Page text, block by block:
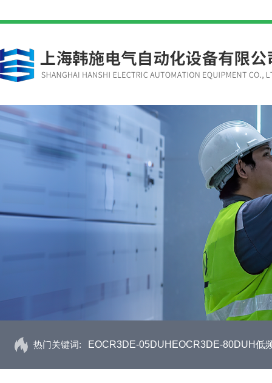
热门关键词: EOCR3DE-05DUHEOCR3DE-80DUH低